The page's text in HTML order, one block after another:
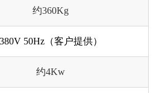
约360Kg
380V 50Hz（客户提供）
约4Kw